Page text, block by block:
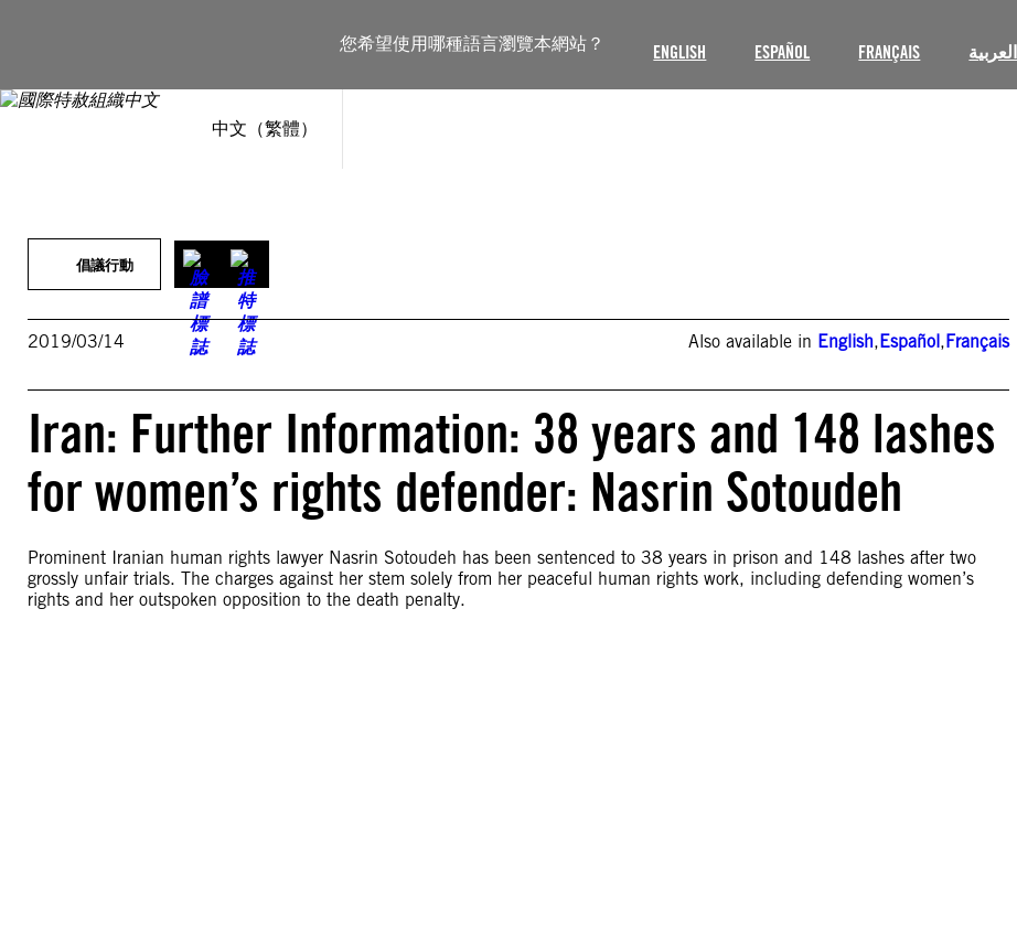
您希望使用哪種語言瀏覽本網站？ ENGLISH ESPAÑOL FRANÇAIS العربية
中文（繁體）
內
倡議行動
2019/03/14 Also available in English,Español,Français
Iran: Further Information: 38 years and 148 lashes
for women’s rights defender: Nasrin Sotoudeh
Prominent Iranian human rights lawyer Nasrin Sotoudeh has been sentenced to 38 years in prison and 148 lashes after two
grossly unfair trials. The charges against her stem solely from her peaceful human rights work, including defending women’s
rights and her outspoken opposition to the death penalty.